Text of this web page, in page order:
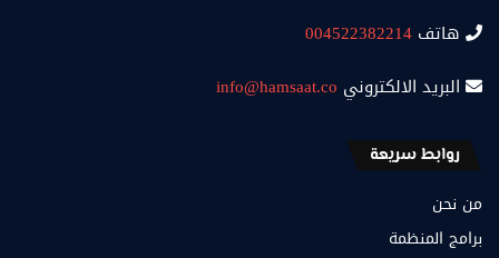
هاتف 004522382214
البريد الالكتروني info@hamsaat.co
روابط سريعة
من نحن
برامج المنظمة